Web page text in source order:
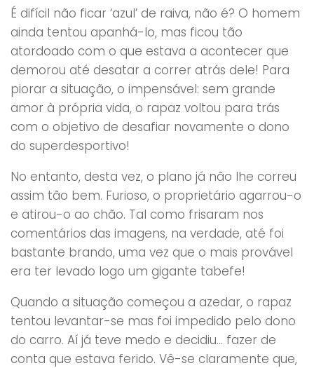
É difícil não ficar ‘azul’ de raiva, não é? O homem
ainda tentou apanhá-lo, mas ficou tão
atordoado com o que estava a acontecer que
demorou até desatar a correr atrás dele! Para
piorar a situação, o impensável: sem grande
amor à própria vida, o rapaz voltou para trás
com o objetivo de desafiar novamente o dono
do superdesportivo!
No entanto, desta vez, o plano já não lhe correu
assim tão bem. Furioso, o proprietário agarrou-o
e atirou-o ao chão. Tal como frisaram nos
comentários das imagens, na verdade, até foi
bastante brando, uma vez que o mais provável
era ter levado logo um gigante tabefe!
Quando a situação começou a azedar, o rapaz
tentou levantar-se mas foi impedido pelo dono
do carro. Aí já teve medo e decidiu… fazer de
conta que estava ferido. Vê-se claramente que,